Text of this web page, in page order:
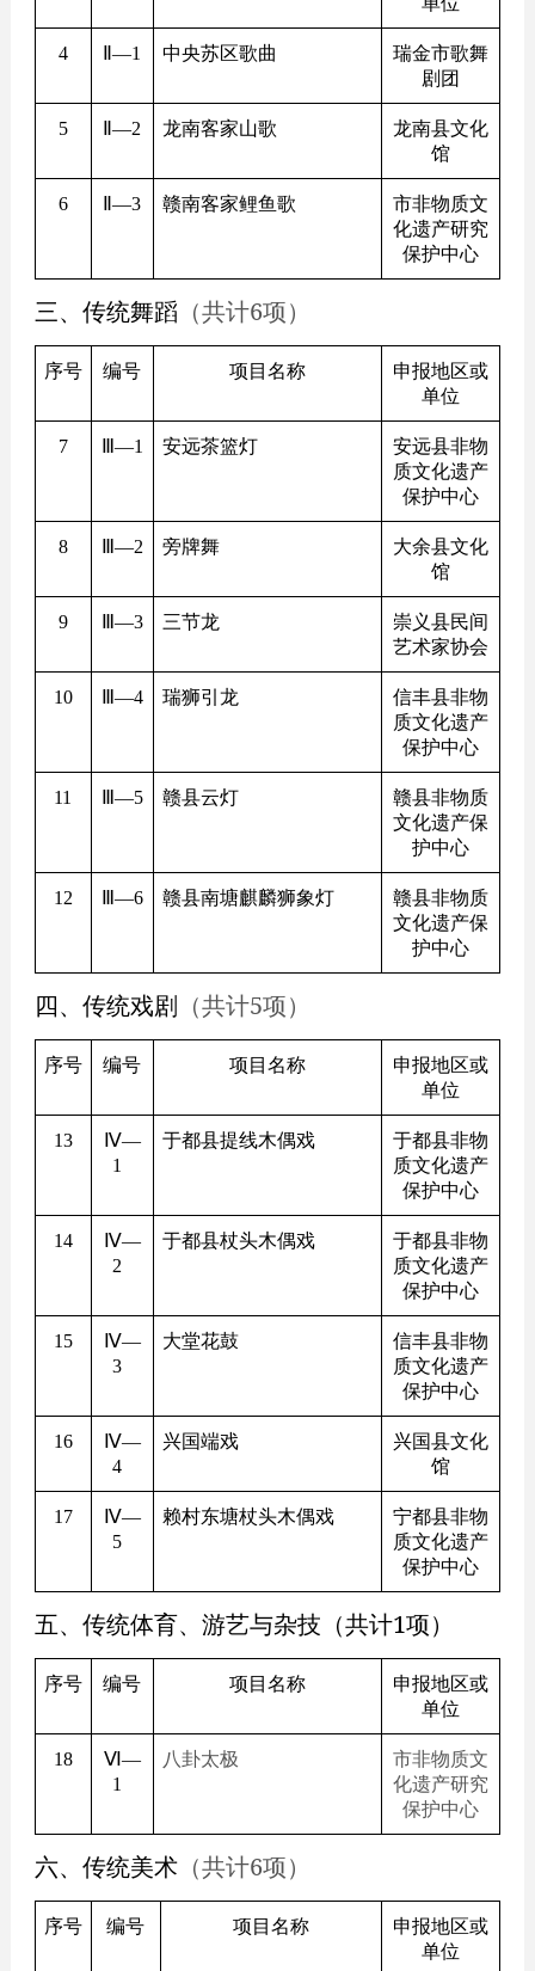
4 Ⅱ—1 中央苏区歌曲
瑞金市歌舞
剧团
5 Ⅱ—2 龙南客家山歌
龙南县文化
馆
6 Ⅱ—3 赣南客家鲤鱼歌
市非物质文
化遗产研究
保护中心
三、传统舞蹈 （共计6项）
序号 编号 项目名称
申报地区或
单位
7 Ⅲ—1 安远茶篮灯
安远县非物
质文化遗产
保护中心
8 Ⅲ—2 旁牌舞
大余县文化
馆
9 Ⅲ—3 三节龙
崇义县民间
艺术家协会
10 Ⅲ—4 瑞狮引龙
信丰县非物
质文化遗产
保护中心
11 Ⅲ—5 赣县云灯
赣县非物质
文化遗产保
护中心
12 Ⅲ—6 赣县南塘麒麟狮象灯
赣县非物质
文化遗产保
护中心
四、传统戏剧 （共计5项）
序号 编号 项目名称
申报地区或
单位
13
Ⅳ—
1
于都县提线木偶戏
于都县非物
质文化遗产
保护中心
14
Ⅳ—
2
于都县杖头木偶戏
于都县非物
质文化遗产
保护中心
15
Ⅳ—
3
大堂花鼓
信丰县非物
质文化遗产
保护中心
16
Ⅳ—
4
兴国端戏
兴国县文化
馆
17
Ⅳ—
5
赖村东塘杖头木偶戏
宁都县非物
质文化遗产
保护中心
五、传统体育、游艺与杂技（共计1项）
序号 编号 项目名称
申报地区或
单位
18
Ⅵ—
1
八卦太极
市非物质文
化遗产研究
保护中心
六、传统美术（共计6项）
序号 编号 项目名称
申报地区或
单位